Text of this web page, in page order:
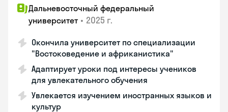
Дальневосточный федеральный
университет • 2025 г.
Окончила университет по специализации
"Востоковедение и африканистика"
Адаптирует уроки под интересы учеников
для увлекательного обучения
Увлекается изучением иностранных языков и
культур